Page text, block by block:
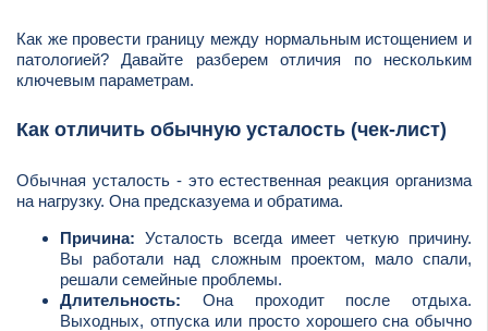
Как же провести границу между нормальным истощением и
патологией? Давайте разберем отличия по нескольким
ключевым параметрам.
Как отличить обычную усталость (чек-лист)
Обычная усталость - это естественная реакция организма
на нагрузку. Она предсказуема и обратима.
Причина: Усталость всегда имеет четкую причину.
Вы работали над сложным проектом, мало спали,
решали семейные проблемы.
Длительность: Она проходит после отдыха.
Выходных, отпуска или просто хорошего сна обычно